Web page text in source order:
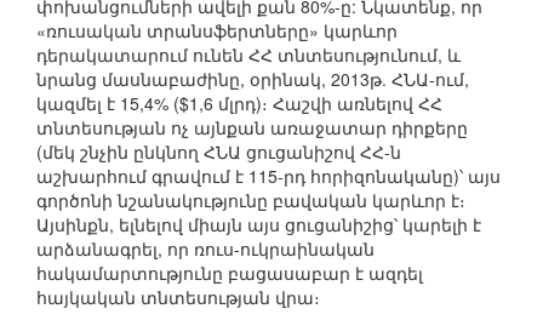
փոխանցումների ավելի քան 80%-ը: Նկատենք, որ
«ռուսական տրանսֆերտները» կարևոր
դերակատարում ունեն ՀՀ տնտեսությունում, և
նրանց մասնաբաժինը, օրինակ, 2013թ. ՀՆԱ-ում,
կազմել է 15,4% ($1,6 մլրդ)։ Հաշվի առնելով ՀՀ
տնտեսության ոչ այնքան առաջատար դիրքերը
(մեկ շնչին ընկնող ՀՆԱ ցուցանիշով ՀՀ-ն
աշխարհում գրավում է 115-րդ հորիզոնականը)՝ այս
գործոնի նշանակությունը բավական կարևոր է։
Այսինքն, ելնելով միայն այս ցուցանիշից՝ կարելի է
արձանագրել, որ ռուս-ուկրաինական
հակամարտությունը բացասաբար է ազդել
հայկական տնտեսության վրա։